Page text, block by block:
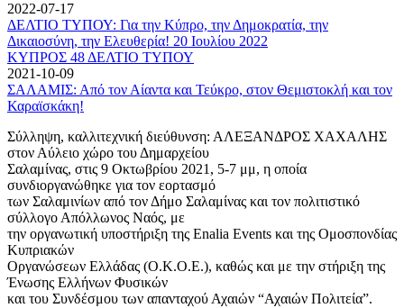
2022-07-17
ΔΕΛΤΙΟ ΤΥΠΟΥ: Για την Κύπρο, την Δημοκρατία, την
Δικαιοσύνη, την Ελευθερία! 20 Ιουλίου 2022
ΚΥΠΡΟΣ 48 ΔΕΛΤΙΟ ΤΥΠΟΥ
2021-10-09
ΣΑΛΑΜΙΣ: Από τον Αίαντα και Τεύκρο, στον Θεμιστοκλή και τον
Καραϊσκάκη!
Σύλληψη, καλλιτεχνική διεύθυνση: ΑΛΕΞΑΝΔΡΟΣ ΧΑΧΑΛΗΣ
στον Αύλειο χώρο του Δημαρχείου
Σαλαμίνας, στις 9 Οκτωβρίου 2021, 5-7 μμ, η οποία
συνδιοργανώθηκε για τον εορτασμό
των Σαλαμινίων από τον Δήμο Σαλαμίνας και τον πολιτιστικό
σύλλογο Απόλλωνος Ναός, με
την οργανωτική υποστήριξη της Enalia Events και της Ομοσπονδίας
Κυπριακών
Οργανώσεων Ελλάδας (Ο.Κ.Ο.Ε.), καθώς και με την στήριξη της
Ένωσης Ελλήνων Φυσικών
και του Συνδέσμου των απανταχού Αχαιών “Αχαιών Πολιτεία”.